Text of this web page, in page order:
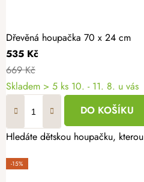
Dřevěná houpačka 70 x 24 cm
535 Kč
669 Kč
Skladem > 5 ks 10. - 11. 8. u vás
DO KOŠÍKU
Hledáte dětskou houpačku,
-15%